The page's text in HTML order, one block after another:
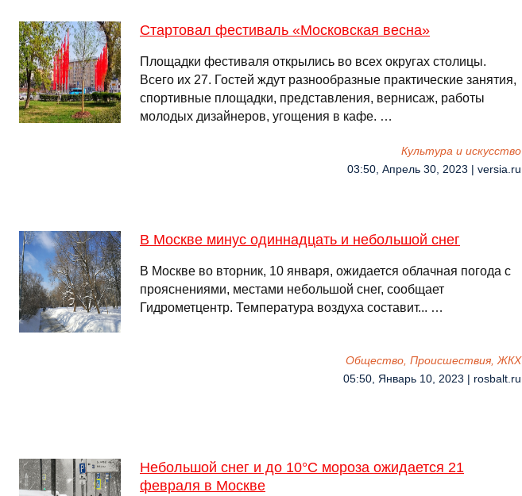
Стартовал фестиваль «Московская весна»
Площадки фестиваля открылись во всех округах столицы.
Всего их 27. Гостей ждут разнообразные практические занятия,
спортивные площадки, представления, вернисаж, работы
молодых дизайнеров, угощения в кафе. …
Культура и искусство
03:50, Апрель 30, 2023 | versia.ru
В Москве минус одиннадцать и небольшой снег
В Москве во вторник, 10 января, ожидается облачная погода с
прояснениями, местами небольшой снег, сообщает
Гидрометцентр. Температура воздуха составит... …
Общество, Происшествия, ЖКХ
05:50, Январь 10, 2023 | rosbalt.ru
Небольшой снег и до 10°С мороза ожидается 21
февраля в Москве